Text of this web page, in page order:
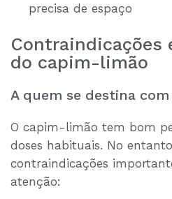
precisa de espaço
Contraindicações
do capim-limão
A quem se destina
O capim-limão tem bom
doses habituais. No
contraindicações
atenção: